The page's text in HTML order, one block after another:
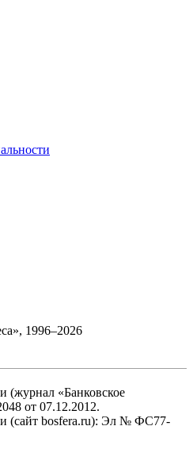
1996–2026
(журнал «Банковское
от 07.12.2012.
(сайт bosfera.ru): Эл № ФС77-